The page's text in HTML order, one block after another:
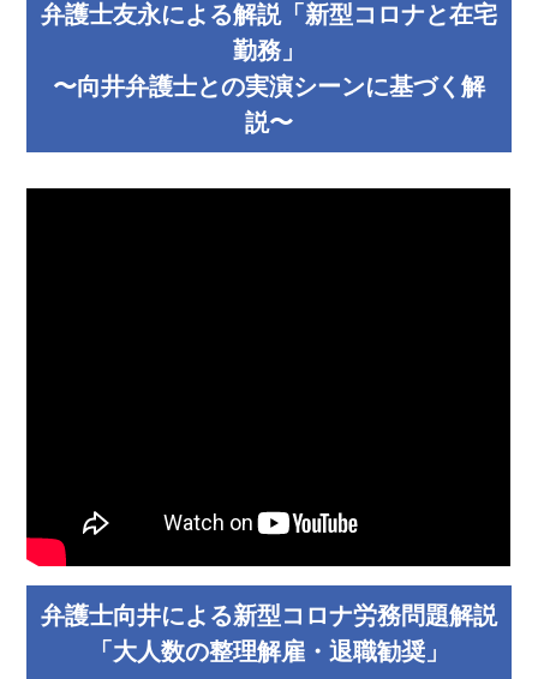
弁護士友永による解説「新型コロナと在宅
勤務」
〜向井弁護士との実演シーンに基づく解
説〜
弁護士向井による新型コロナ労務問題解説
「大人数の整理解雇・退職勧奨」